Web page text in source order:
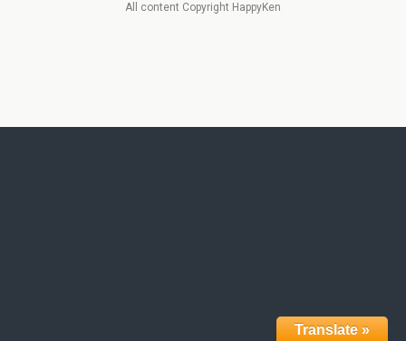
All content Copyright HappyKen
Translate »